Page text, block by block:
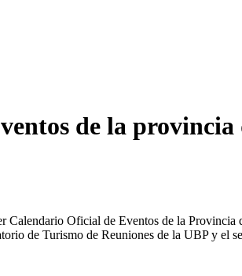
de la provincia
Oficial de Eventos de la Provincia
de Turismo de Reuniones de la UBP y el